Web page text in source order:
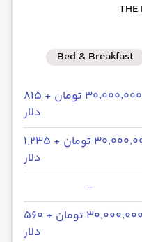
Bed & Breakfast
۳۰٬۰۰۰٬۰۰۰ تومان + ۸۱۵
دلار
۳۰٬۰۰۰٬۰۰۰ تومان + ۱٬۲۳۵
دلار
-
۳۰٬۰۰۰٬۰۰۰ تومان + ۵۶۰
دلار